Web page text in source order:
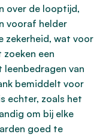
over de looptijd,
vooraf helder
zekerheid, wat voor
een
leenbedragen van
bemiddelt voor
echter, zoals het
om bij elke
goed te